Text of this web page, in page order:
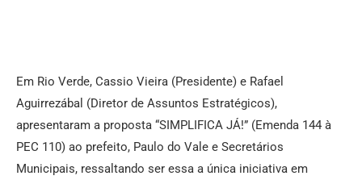
Em Rio Verde, Cassio Vieira (Presidente) e Rafael
Aguirrezábal (Diretor de Assuntos Estratégicos),
apresentaram a proposta “SIMPLIFICA JÁ!” (Emenda 144 à
PEC 110) ao prefeito, Paulo do Vale e Secretários
Municipais, ressaltando ser essa a única iniciativa em